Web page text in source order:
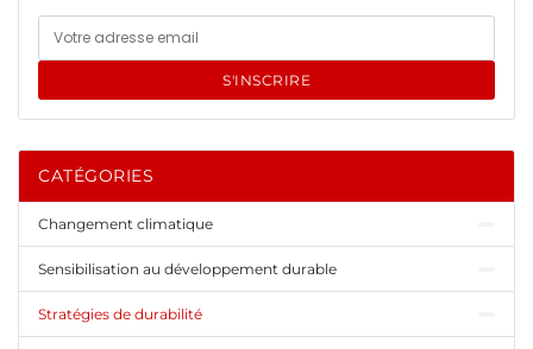
S'INSCRIRE
CATÉGORIES
Changement climatique
Sensibilisation au développement durable
Stratégies de durabilité